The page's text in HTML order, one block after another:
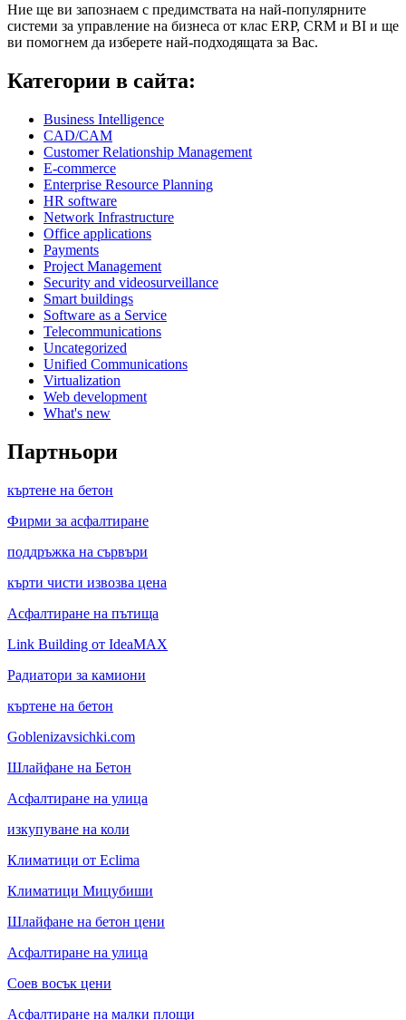
Ние ще ви запознаем с предимствата на най-популярните
системи за управление на бизнеса от клас ERP, CRM и BI и ще
ви помогнем да изберете най-подходящата за Вас.
Категории в сайта:
Business Intelligence
CAD/CAM
Customer Relationship Management
E-commerce
Enterprise Resource Planning
HR software
Network Infrastructure
Office applications
Payments
Project Management
Security and videosurveillance
Smart buildings
Software as a Service
Telecommunications
Uncategorized
Unified Communications
Virtualization
Web development
What's new
Партньори
къртене на бетон
Фирми за асфалтиране
поддръжка на сървъри
кърти чисти извозва цена
Асфалтиране на пътища
Link Building от IdeaMAX
Радиатори за камиони
къртене на бетон
Goblenizavsichki.com
Шлайфане на Бетон
Асфалтиране на улица
изкупуване на коли
Климатици от Eclima
Климатици Мицубиши
Шлайфане на бетон цени
Асфалтиране на улица
Соев восък цени
Асфалтиране на малки площи